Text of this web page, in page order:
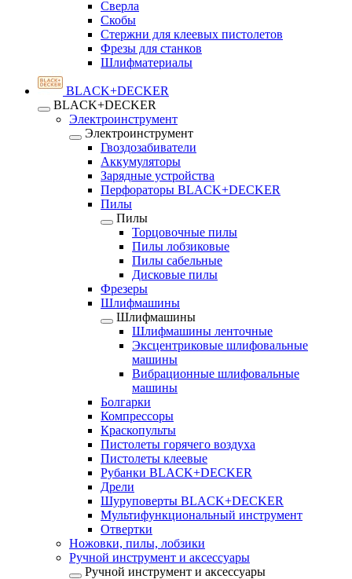
Сверла
Скобы
Стержни для клеевых пистолетов
Фрезы для станков
Шлифматериалы
BLACK+DECKER
BLACK+DECKER
Электроинструмент
Электроинструмент
Гвоздозабиватели
Аккумуляторы
Зарядные устройства
Перфораторы BLACK+DECKER
Пилы
Пилы
Торцовочные пилы
Пилы лобзиковые
Пилы сабельные
Дисковые пилы
Фрезеры
Шлифмашины
Шлифмашины
Шлифмашины ленточные
Эксцентриковые шлифовальные
машины
Вибрационные шлифовальные
машины
Болгарки
Компрессоры
Краскопульты
Пистолеты горячего воздуха
Пистолеты клеевые
Рубанки BLACK+DECKER
Дрели
Шуруповерты BLACK+DECKER
Мультифункциональный инструмент
Отвертки
Ножовки, пилы, лобзики
Ручной инструмент и аксессуары
Ручной инструмент и аксессуары